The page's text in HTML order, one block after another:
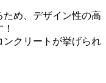
め、デザイン性の高
クリートが挙げられ